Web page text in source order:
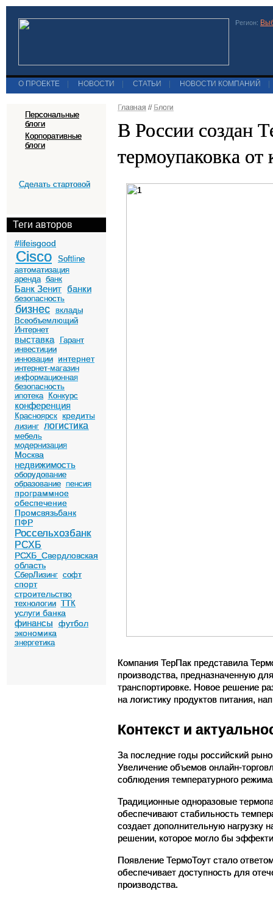
Регион:
О ПРОЕКТЕ НОВОСТИ СТАТЬИ НОВОСТИ КОМПАНИЙ
Персональные
блоги
Корпоративные
блоги
Сделать стартовой
Теги авторов
#lifeisgood
Cisco
Softline
автоматизация
аренда банк
Банк Зенит банки
безопасность
бизнес
вклады
Всеобъемлющий
Интернет
выставка
Гарант
инвестиции
инновации
интернет
интернет-магазин
информационная
безопасность
ипотека
Конкурс
конференция
Красноярск кредиты
лизинг логистика
мебель
модернизация
Москва
недвижимость
оборудование
образование пенсия
программное
обеспечение
Промсвязьбанк
ПФР
Россельхозбанк
РСХБ
РСХБ_Свердловская
область
СберЛизинг софт
спорт
строительство
технологии ТТК
услуги банка
финансы
футбол
экономика
энергетика
Главная // Блоги
В России создан
термоупаковка
Компания ТерПак представила
производства, предназначенную
транспортировке. Новое решение
на логистику продуктов питания,
Контекст и
За последние годы российский
Увеличение объемов онлайн-
соблюдения температурного
Традиционные одноразовые
обеспечивают стабильность
создает дополнительную нагрузку
решении, которое могло бы
Появление ТермоТоут стало
обеспечивает доступность для
производства.